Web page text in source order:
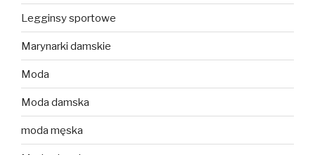
Legginsy sportowe
Marynarki damskie
Moda
Moda damska
moda męska